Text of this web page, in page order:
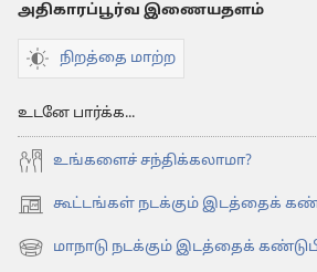
அதிகாரப்பூர்வ இணையதளம்
நிறத்தை மாற்ற
உடனே பார்க்க...
உங்களைச் சந்திக்கலாமா?
கூட்டங்கள் நடக்கும் இடத்தைக்
(opens
new மாநாடு நடக்கும் இடத்தைக்
(opens